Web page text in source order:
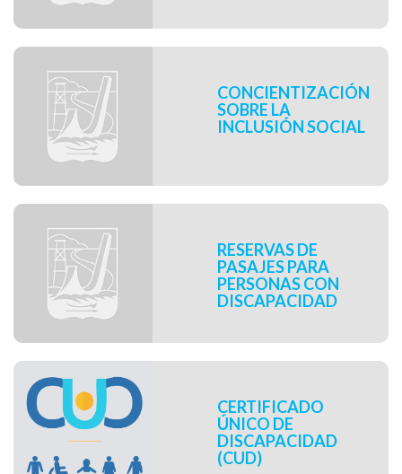
CONCIENTIZACIÓN
SOBRE LA
INCLUSIÓN SOCIAL
RESERVAS DE
PASAJES PARA
PERSONAS CON
DISCAPACIDAD
CERTIFICADO
ÚNICO DE
DISCAPACIDAD
(CUD)